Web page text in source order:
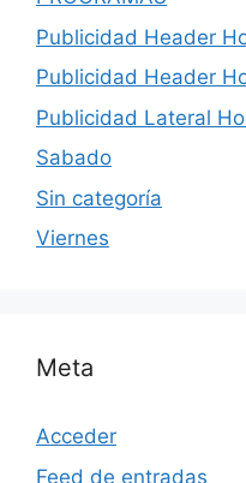
Publicidad Header
Publicidad Header
Publicidad Lateral
Sabado
Sin categoría
Viernes
Meta
Acceder
Feed de entradas